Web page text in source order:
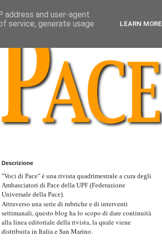
Descrizione
"Voci di Pace" è una rivista quadrimestrale a cura degli
Ambasciatori di Pace della UPF (Federazione
Universale della Pace).
Attraverso una serie di rubriche e di interventi
settimanali, questo blog ha lo scopo di dare continuità
alla linea editoriale della rivista, la quale viene
distribuita in Italia e San Marino.
address and user-agent
service, generate usage
LEARN MORE